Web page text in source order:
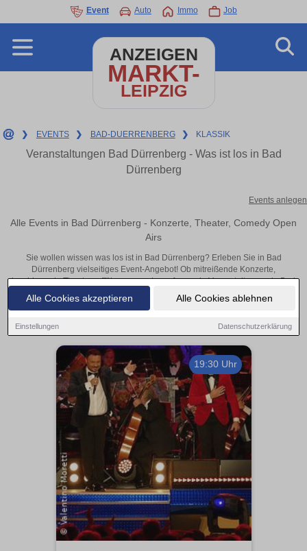
Alle Cookies akzeptieren Alle Cookies ablehnen
Einstellungen Datenschutzerklärung
Event Auto Immo Job
ANZEIGEN
MARKT-
LEIPZIG
❯ EVENTS ❯ BAD-DUERRENBERG ❯ KLASSIK
Veranstaltungen Bad Dürrenberg - Was ist los in Bad
Dürrenberg
Events anlegen
Alle Events in Bad Dürrenberg - Konzerte, Theater, Comedy Open
Airs
Sie wollen wissen was los ist in Bad Dürrenberg? Erleben Sie in Bad
Dürrenberg vielseitiges Event-Angebot! Ob mitreißende Konzerte,
inspirierende Theateraufführungen oder aufregende Veranstaltungen in Bad
Dürrenberg – hier finden alles im Überblick und Tickets.
19:30 Uhr